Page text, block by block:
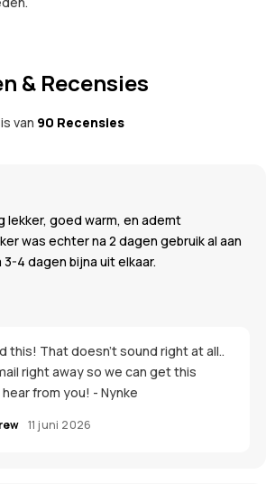
& Recensies
van 90 Recensies
lekker, goed warm, en ademt
was echter na 2 dagen gebruik al aan
4 dagen bijna uit elkaar.
this! That doesn't sound right at all..
right away so we can get this
from you! - Nynke
11 juni 2026